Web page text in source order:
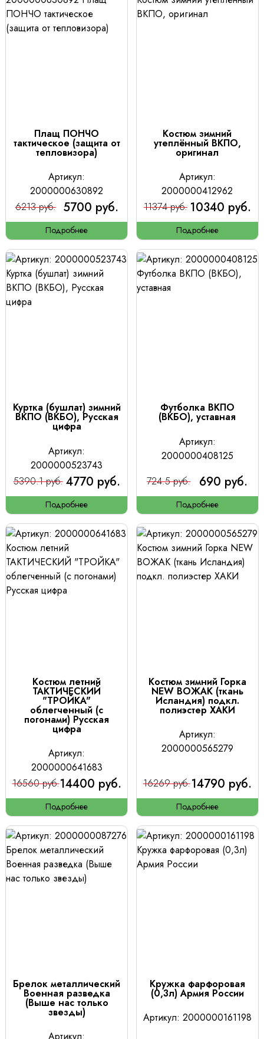
Плащ ПОНЧО
тактическое (защита от
тепловизора)
Артикул:
2000000630892
6213 руб. 5700 руб.
Подробнее
Костюм зимний
утеплённый ВКПО,
оригинал
Артикул:
2000000412962
11374 руб. 10340 руб.
Подробнее
Куртка (бушлат) зимний
ВКПО (ВКБО), Русская
цифра
Артикул:
2000000523743
5390.1 руб. 4770 руб.
Подробнее
Футболка ВКПО
(ВКБО), уставная
Артикул:
2000000408125
724.5 руб.
690 руб.
Подробнее
Костюм летний
ТАКТИЧЕСКИЙ
"ТРОЙКА"
облегченный (с
погонами) Русская
цифра
Артикул:
2000000641683
16560 руб.14400 руб.
Подробнее
Костюм зимний Горка
NEW ВОЖАК (ткань
Исландия) подкл.
полиэстер ХАКИ
Артикул:
2000000565279
16269 руб.14790 руб.
Подробнее
Брелок металлический
Военная разведка
(Выше нас только
звезды)
Кружка фарфоровая
(0,3л) Армия России
Артикул: 2000000161198